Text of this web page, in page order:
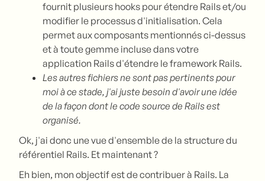
fournit plusieurs hooks pour étendre Rails et/ou
modifier le processus d'initialisation. Cela
permet aux composants mentionnés ci-dessus
et à toute gemme incluse dans votre
application Rails d'étendre le framework Rails.
Les autres fichiers ne sont pas pertinents pour
moi à ce stade, j'ai juste besoin d'avoir une idée
de la façon dont le code source de Rails est
organisé.
Ok, j'ai donc une vue d'ensemble de la structure du
référentiel Rails. Et maintenant ?
Eh bien, mon objectif est de contribuer à Rails. La